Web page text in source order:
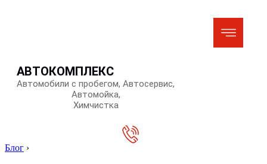
АВТОКОМПЛЕКС
Автомобили с пробегом, Автосервис,
Автомойка,
Химчистка
Блог ›